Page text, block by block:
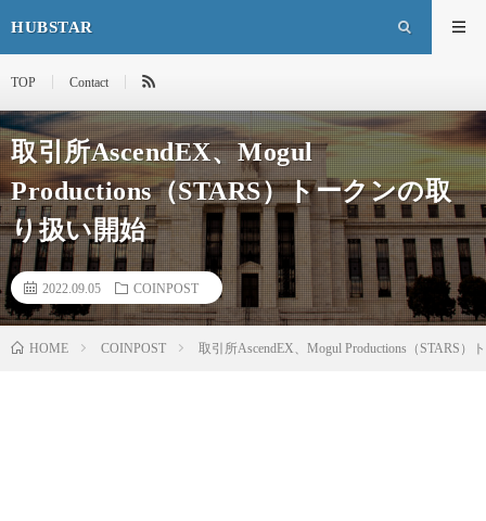
HUBSTAR
TOP Contact
取引所AscendEX、Mogul
Productions（STARS）トークンの取
り扱い開始
2022.09.05 COINPOST
HOME COINPOST 取引所AscendEX、Mogul Productions（STARS）